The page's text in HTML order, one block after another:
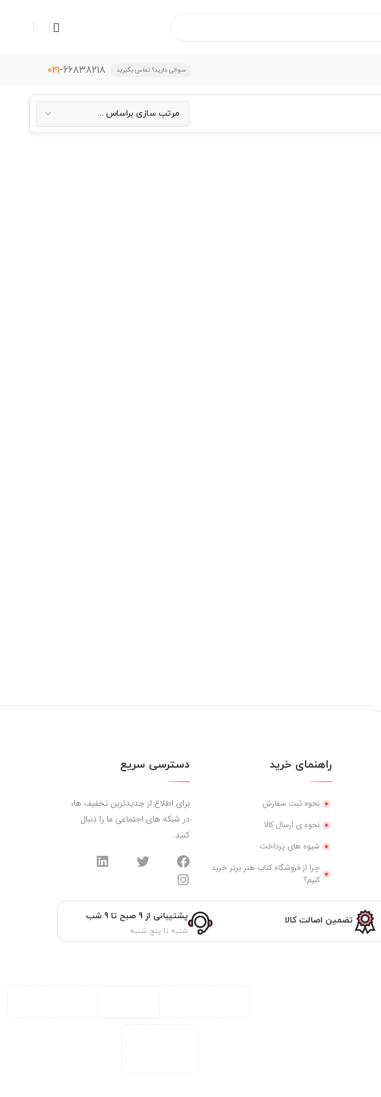
سوالی دارید؟ تماس بگیرید 021-66838218
راهنمای خرید
نحوه ثبت سفارش
نحوه ی ارسال کالا
شیوه های پرداخت
چرا از فروشگاه کتاب هنر برتر خرید
کنیم؟
دسترسی سریع
برای اطلاع از جدیدترین تخفیف ها،
در شبکه های اجتماعی ما را دنبال
کنید.
تضمین اصالت کالا پشتیبانی از 9 صبح تا 9 شب
شنبه تا پنج شنبه